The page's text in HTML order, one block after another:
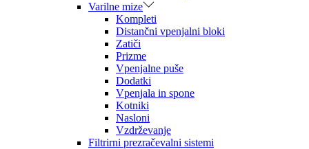
Varilne mize
Kompleti
Distančni vpenjalni bloki
Zatiči
Prizme
Vpenjalne puše
Dodatki
Vpenjala in spone
Kotniki
Nasloni
Vzdrževanje
Filtrirni prezračevalni sistemi